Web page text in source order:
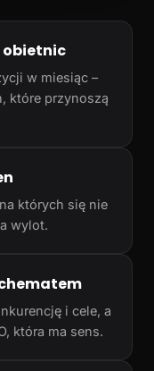
obietnic
w miesiąc –
które przynoszą
których się nie
wylot.
i cele, a
która ma sens.